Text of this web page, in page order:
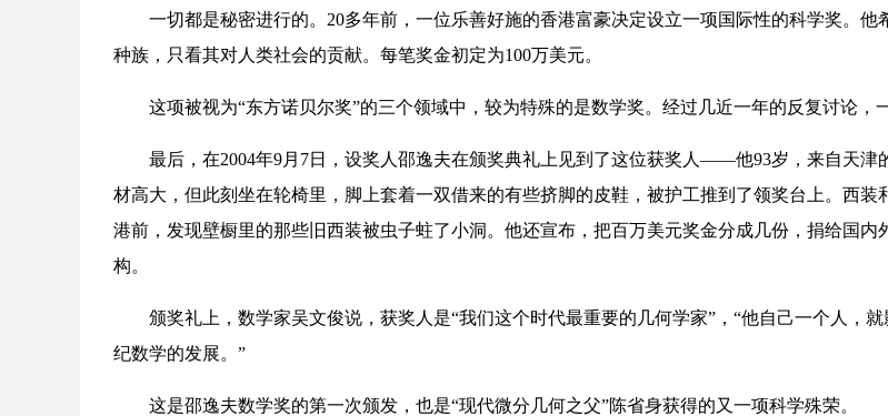
一切都是秘密进行的。20多年前，一位乐善好施的香港富豪决定设立一项国际性的科学奖。他
种族，只看其对人类社会的贡献。每笔奖金初定为100万美元。
这项被视为“东方诺贝尔奖”的三个领域中，较为特殊的是数学奖。经过几近一年的反复讨论，一
最后，在2004年9月7日，设奖人邵逸夫在颁奖典礼上见到了这位获奖人——他93岁，来自天津
材高大，但此刻坐在轮椅里，脚上套着一双借来的有些挤脚的皮鞋，被护工推到了领奖台上。西装
港前，发现壁橱里的那些旧西装被虫子蛀了小洞。他还宣布，把百万美元奖金分成几份，捐给国内
构。
颁奖礼上，数学家吴文俊说，获奖人是“我们这个时代最重要的几何学家”，“他自己一个人，就
纪数学的发展。”
这是邵逸夫数学奖的第一次颁发，也是“现代微分几何之父”陈省身获得的又一项科学殊荣。